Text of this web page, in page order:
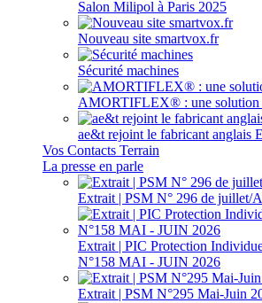
Salon Milipol à Paris 2025
Nouveau site smartvox.fr
Sécurité machines
AMORTIFLEX® : une solution
ae&t rejoint le fabricant anglais
Vos Contacts Terrain
La presse en parle
Extrait | PSM N° 296 de juillet/
Extrait | PIC Protection
N°158 MAI - JUIN 2026
Extrait | PSM N°295 Mai-Juin